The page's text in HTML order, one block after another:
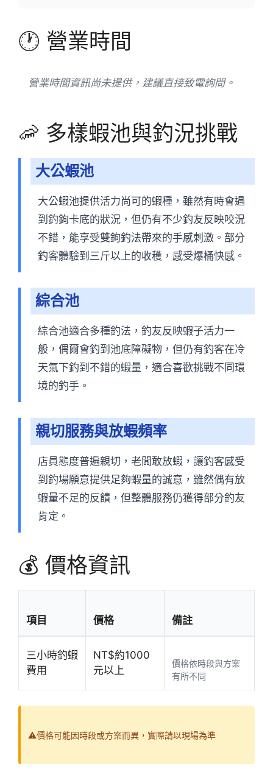
🕐 營業時間
營業時間資訊尚未提供，建議直接致電詢問。
🦐 多樣蝦池與釣況挑戰
大公蝦池
大公蝦池提供活力尚可的蝦種，雖然有時會遇
到釣鉤卡底的狀況，但仍有不少釣友反映咬況
不錯，能享受雙鉤釣法帶來的手感刺激。部分
釣客體驗到三斤以上的收穫，感受爆桶快感。
綜合池
綜合池適合多種釣法，釣友反映蝦子活力一
般，偶爾會釣到池底障礙物，但仍有釣客在冷
天氣下釣到不錯的蝦量，適合喜歡挑戰不同環
境的釣手。
親切服務與放蝦頻率
店員態度普遍親切，老闆敢放蝦，讓釣客感受
到釣場願意提供足夠蝦量的誠意，雖然偶有放
蝦量不足的反饋，但整體服務仍獲得部分釣友
肯定。
💰 價格資訊
項目 價格 備註
三小時釣蝦
費用
NT$約1000
元以上
價格依時段與方案
有所不同
⚠️價格可能因時段或方案而異，實際請以現場為準